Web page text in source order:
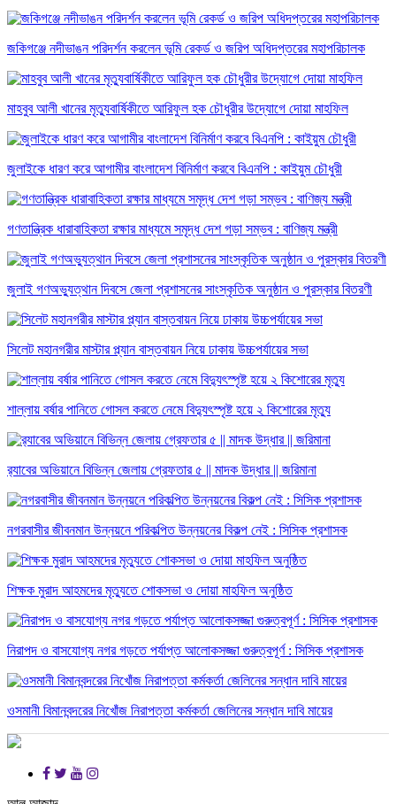
জকিগঞ্জে নদীভাঙন পরিদর্শন করলেন ভূমি রেকর্ড ও জরিপ অধিদপ্তরের মহাপরিচালক
মাহবুব আলী খানের মৃত্যুবার্ষিকীতে আরিফুল হক চৌধুরীর উদ্যোগে দোয়া মাহফিল
জুলাইকে ধারণ করে আগামীর বাংলাদেশ বিনির্মাণ করবে বিএনপি : কাইয়ুম চৌধুরী
গণতান্ত্রিক ধারাবাহিকতা রক্ষার মাধ্যমে সমৃদ্ধ দেশ গড়া সম্ভব : বাণিজ্য মন্ত্রী
জুলাই গণঅভ্যুত্থান দিবসে জেলা প্রশাসনের সাংস্কৃতিক অনুষ্ঠান ও পুরস্কার বিতরণী
সিলেট মহানগরীর মাস্টার প্ল্যান বাস্তবায়ন নিয়ে ঢাকায় উচ্চপর্যায়ের সভা
শাল্লায় বর্ষার পানিতে গোসল করতে নেমে বিদ্যুৎস্পৃষ্ট হয়ে ২ কিশোরের মৃত্যু
র‌্যাবের অভিয়ানে বিভিন্ন জেলায় গ্রেফতার ৫ || মাদক উদ্ধার || জরিমানা
নগরবাসীর জীবনমান উন্নয়নে পরিকল্পিত উন্নয়নের বিকল্প নেই : সিসিক প্রশাসক
শিক্ষক মুরাদ আহমদের মৃত্যুতে শোকসভা ও দোয়া মাহফিল অনুষ্ঠিত
নিরাপদ ও বাসযোগ্য নগর গড়তে পর্যাপ্ত আলোকসজ্জা গুরুত্বপূর্ণ : সিসিক প্রশাসক
ওসমানী বিমানবন্দরের নিখোঁজ নিরাপত্তা কর্মকর্তা জেলিনের সন্ধান দাবি মায়ের